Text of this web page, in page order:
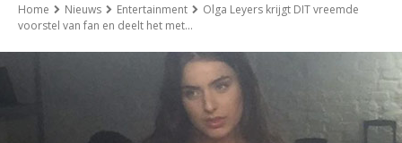
Home Nieuws Entertainment
Olga Leyers krijgt DIT vreemde
voorstel van fan en deelt het met...